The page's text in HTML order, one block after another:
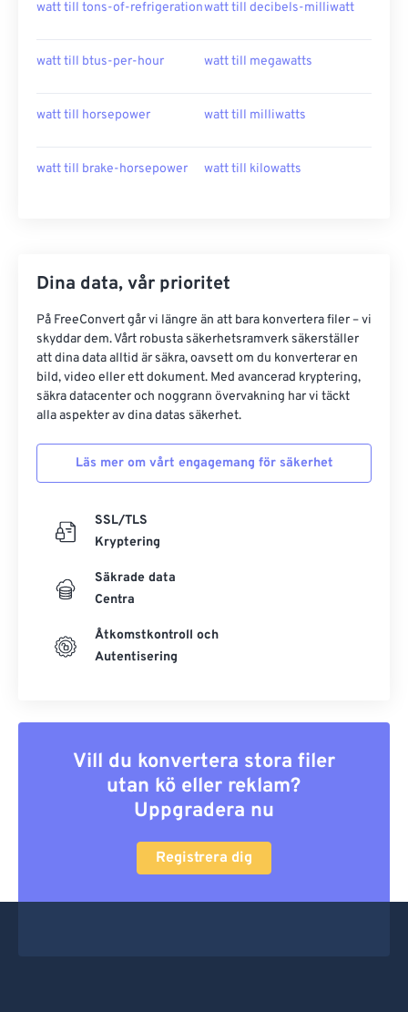
watt till tons-of-refrigerationwatt till decibels-milliwatt
watt till btus-per-hour watt till megawatts
watt till horsepower watt till milliwatts
watt till brake-horsepower watt till kilowatts
Dina data, vår prioritet
På FreeConvert går vi längre än att bara konvertera filer – vi
skyddar dem. Vårt robusta säkerhetsramverk säkerställer
att dina data alltid är säkra, oavsett om du konverterar en
bild, video eller ett dokument. Med avancerad kryptering,
säkra datacenter och noggrann övervakning har vi täckt
alla aspekter av dina datas säkerhet.
Läs mer om vårt engagemang för säkerhet
SSL/TLS
Kryptering
Säkrade data
Centra
Åtkomstkontroll och
Autentisering
Vill du konvertera stora filer
utan kö eller reklam?
Uppgradera nu
Registrera dig